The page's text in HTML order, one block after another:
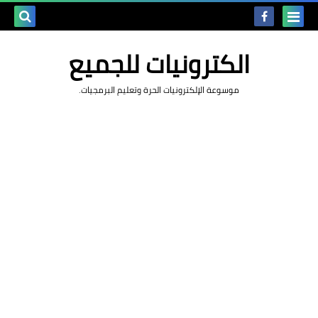
الكترونيات للجميع
موسوعة الإلكترونيات الحرة وتعليم البرمجيات.